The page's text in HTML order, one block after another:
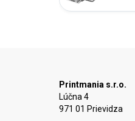
Printmania s.r.o.
Lúčna 4
971 01 Prievidza